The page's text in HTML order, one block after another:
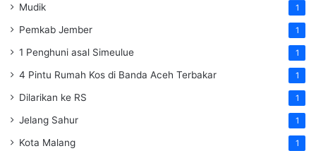
Mudik 1
Pemkab Jember 1
1 Penghuni asal Simeulue 1
4 Pintu Rumah Kos di Banda Aceh Terbakar 1
Dilarikan ke RS 1
Jelang Sahur 1
Kota Malang 1